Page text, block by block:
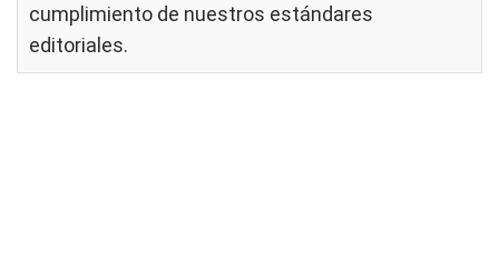
cumplimiento de nuestros estándares
editoriales.